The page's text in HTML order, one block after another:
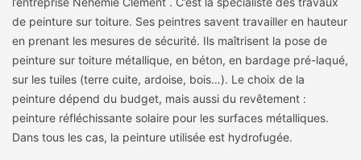
de peinture sur toiture. Ses peintres savent travailler en hauteur
en prenant les mesures de sécurité. Ils maîtrisent la pose de
peinture sur toiture métallique, en béton, en bardage pré-laqué,
sur les tuiles (terre cuite, ardoise, bois…). Le choix de la
peinture dépend du budget, mais aussi du revêtement :
peinture réfléchissante solaire pour les surfaces métalliques.
Dans tous les cas, la peinture utilisée est hydrofugée.